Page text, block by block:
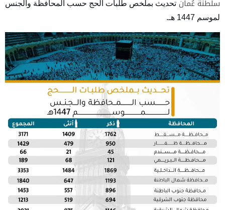
سلطنة عُمان تحديث بملخص طلبات الحج حسب المحافظة والجنس
لموسم 1447 هـ.